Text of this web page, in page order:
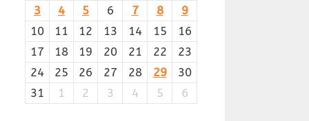
BuSumm
688.0
687.0
3
4 5 6 7 8
9
10
11 12 13 14 15
16
17
18 19 20 21 22
23
24
25 26 27 28 29
30
31
1 2 3 4 5 6